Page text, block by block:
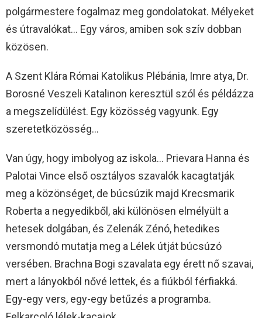
polgármestere fogalmaz meg gondolatokat. Mélyeket
és útravalókat… Egy város, amiben sok szív dobban
közösen.
A Szent Klára Római Katolikus Plébánia, Imre atya, Dr.
Borosné Veszeli Katalinon keresztül szól és példázza
a megszelídülést. Egy közösség vagyunk. Egy
szeretetközösség…
Van úgy, hogy imbolyog az iskola… Prievara Hanna és
Palotai Vince első osztályos szavalók kacagtatják
meg a közönséget, de búcsúzik majd Krecsmarik
Roberta a negyedikből, aki különösen elmélyült a
hetesek dolgában, és Zelenák Zénó, hetedikes
versmondó mutatja meg a Lélek útját búcsúzó
versében. Brachna Bogi szavalata egy érett nő szavai,
mert a lányokból nővé lettek, és a fiúkból férfiakká.
Egy-egy vers, egy-egy betűzés a programba.